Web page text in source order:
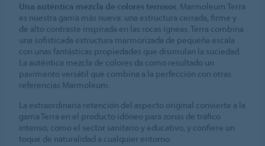
Una auténtica mezcla de colores terrosos. Marmoleum Terra
es nuestra gama más nueva: una estructura cerrada, firme y
de alto contraste inspirada en las rocas ígneas. Terra combina
una sofisticada estructura marmorizada de pequeña escala
con unas fantásticas propiedades que disimulan la suciedad.
La auténtica mezcla de colores da como resultado un
pavimento versátil que combina a la perfección con otras
referencias Marmoleum.
La extraordinaria retención del aspecto original convierte a la
gama Terra en el producto idóneo para zonas de tráfico
intenso, como el sector sanitario y educativo, y confiere un
toque de naturalidad a cualquier entorno.